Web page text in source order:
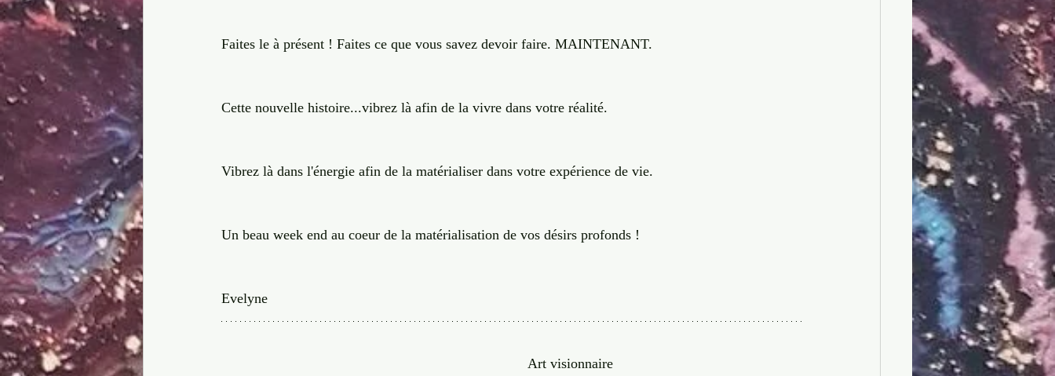
Faites le à présent ! Faites ce que vous savez devoir faire. MAINTENANT.
Cette nouvelle histoire...vibrez là afin de la vivre dans votre réalité.
Vibrez là dans l'énergie afin de la matérialiser dans votre expérience de vie.
Un beau week end au coeur de la matérialisation de vos désirs profonds !
Evelyne
Art visionnaire